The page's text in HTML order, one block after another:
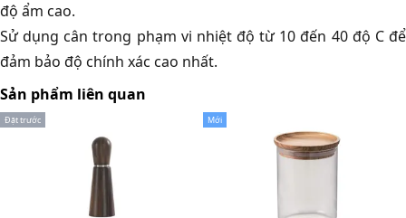
độ ẩm cao.
Sử dụng cân trong phạm vi nhiệt độ từ 10 đến 40 độ C để
đảm bảo độ chính xác cao nhất.
Sản phẩm liên quan
Đặt trước Mới